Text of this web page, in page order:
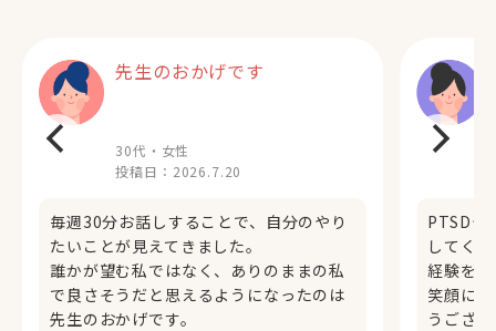
先生のおかげです
30代・女性
投稿日： 2026.7.20
毎週30分お話しすることで、自分のやり
たいことが見えてきました。
誰かが望む私ではなく、ありのままの私
で良さそうだと思えるようになったのは
先生のおかげです。
PTSDや
してく
経験を
笑顔に
うござ